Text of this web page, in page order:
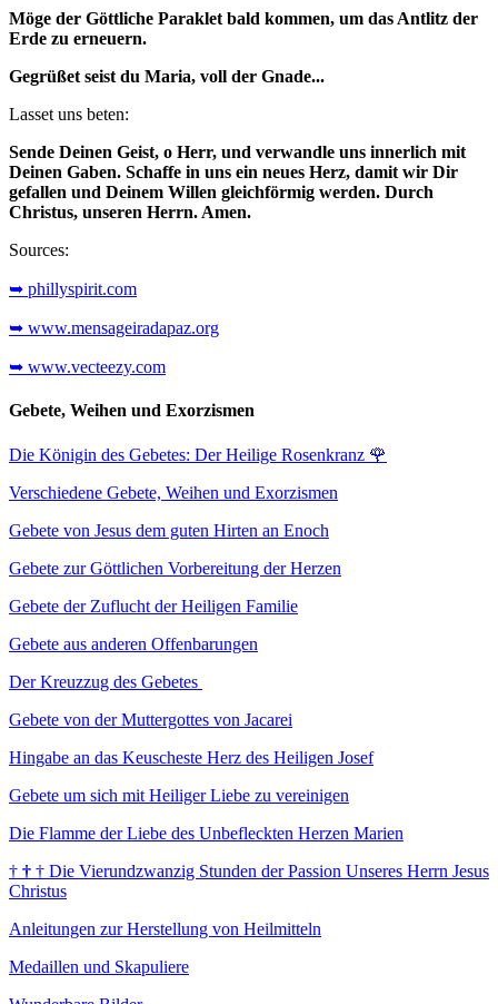
Möge der Göttliche Paraklet bald kommen, um das Antlitz der
Erde zu erneuern.
Gegrüßet seist du Maria, voll der Gnade...
Lasset uns beten:
Sende Deinen Geist, o Herr, und verwandle uns innerlich mit
Deinen Gaben. Schaffe in uns ein neues Herz, damit wir Dir
gefallen und Deinem Willen gleichförmig werden. Durch
Christus, unseren Herrn. Amen.
Sources:
➥ phillyspirit.com
➥ www.mensageiradapaz.org
➥ www.vecteezy.com
Gebete, Weihen und Exorzismen
Die Königin des Gebetes: Der Heilige Rosenkranz 🌹
Verschiedene Gebete, Weihen und Exorzismen
Gebete von Jesus dem guten Hirten an Enoch
Gebete zur Göttlichen Vorbereitung der Herzen
Gebete der Zuflucht der Heiligen Familie
Gebete aus anderen Offenbarungen
Der Kreuzzug des Gebetes
Gebete von der Muttergottes von Jacarei
Hingabe an das Keuscheste Herz des Heiligen Josef
Gebete um sich mit Heiliger Liebe zu vereinigen
Die Flamme der Liebe des Unbefleckten Herzen Marien
† † † Die Vierundzwanzig Stunden der Passion Unseres Herrn Jesus
Christus
Anleitungen zur Herstellung von Heilmitteln
Medaillen und Skapuliere